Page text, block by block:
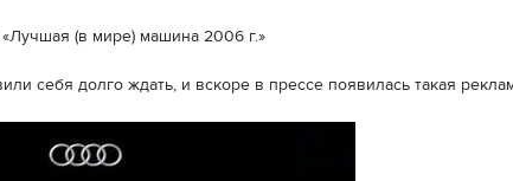
«Лучшая (в мире) машина 2006 г.»
себя долго ждать, и вскоре в прессе появилась такая